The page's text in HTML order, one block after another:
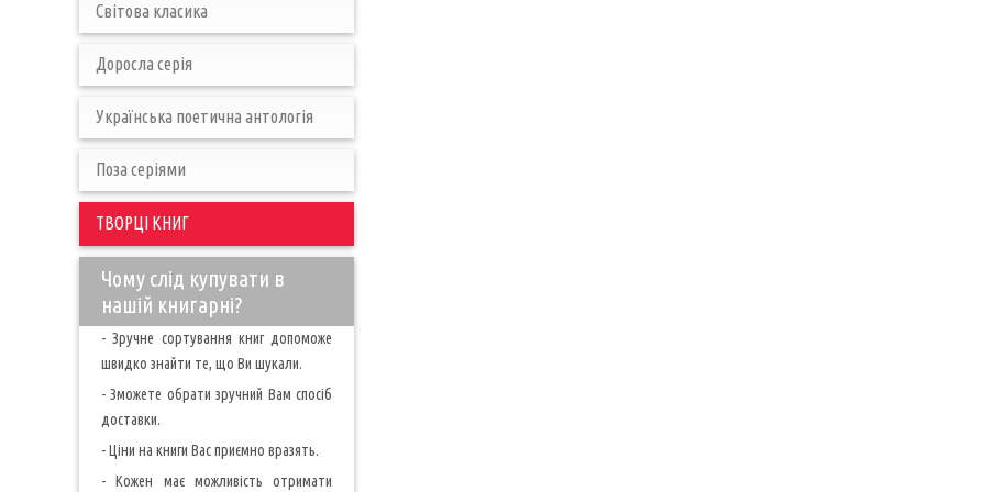
Світова класика
Доросла серія
Українська поетична антологія
Поза серіями
ТВОРЦІ КНИГ
Чому слід купувати в
нашій книгарні?
- Зручне сортування книг допоможе
швидко знайти те, що Ви шукали.
- Зможете обрати зручний Вам спосіб
доставки.
- Ціни на книги Вас приємно вразять.
- Кожен має можливість отримати